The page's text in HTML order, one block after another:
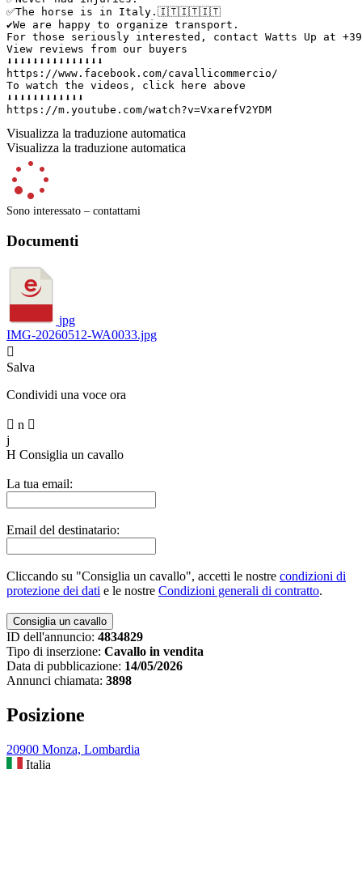
✅️The horse is in Italy.🇮🇹🇮🇹🇮🇹
✔️We are happy to organize transport.
For those seriously interested, contact Watts Up at
View reviews from our buyers
⬇️⬇️⬇️⬇️⬇️⬇️⬇️⬇️⬇️⬇️⬇️⬇️⬇️⬇️⬇️
https://www.facebook.com/cavallicommercio/
To watch the videos, click here above
⬇️⬇️⬇️⬇️⬇️⬇️⬇️⬇️⬇️⬇️⬇️⬇️
https://m.youtube.com/watch?v=VxarefV2YDM
Visualizza la traduzione automatica
Visualizza la traduzione automatica
Sono interessato – contattami
Documenti
jpg
IMG-20260512-WA0033.jpg

Salva
Condividi una voce ora
 n 
j
H Consiglia un cavallo
La tua email:
Email del destinatario:
Cliccando su "Consiglia un cavallo", accetti le nostre condizioni di
protezione dei dati e le nostre Condizioni generali di contratto.
ID dell'annuncio: 4834829
Tipo di inserzione: Cavallo in vendita
Data di pubblicazione: 14/05/2026
Annunci chiamata: 3898
Posizione
20900 Monza, Lombardia
Italia